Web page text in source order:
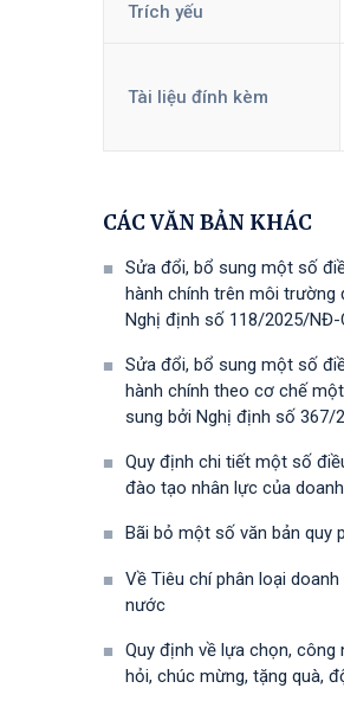
Trích yếu
Tài liệu đính kèm
CÁC VĂN BẢN KHÁC
Sửa đổi, bổ sung một số
hành chính trên môi
Nghị định số 118/2025/
Sửa đổi, bổ sung một số
hành chính theo cơ chế
sung bởi Nghị định số 367/
Quy định chi tiết một số
đào tạo nhân lực của
Bãi bỏ một số văn bản quy
Về Tiêu chí phân loại
nước
Quy định về lựa chọn,
hỏi, chúc mừng, tặng quà,